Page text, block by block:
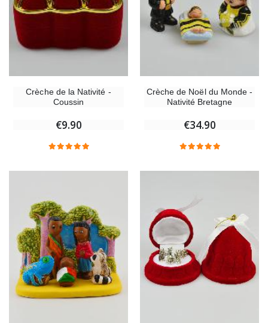
Crèche de la Nativité -
Coussin
€9.90
Crèche de Noël du Monde -
Nativité Bretagne
€34.90